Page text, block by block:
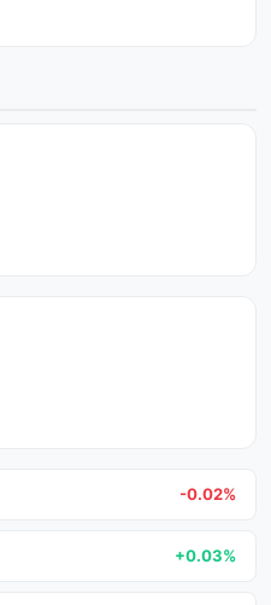
-0.02%
+0.03%